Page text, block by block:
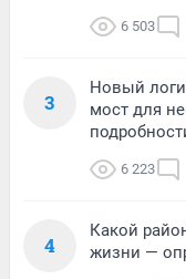
6 503
3
Новый
мост для
6 223
4
Какой
жизни —